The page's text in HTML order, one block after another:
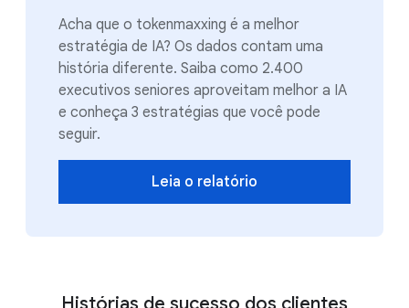
Acha que o tokenmaxxing é a melhor
estratégia de IA? Os dados contam uma
história diferente. Saiba como 2.400
executivos seniores aproveitam melhor a IA
e conheça 3 estratégias que você pode
seguir.
Leia o relatório